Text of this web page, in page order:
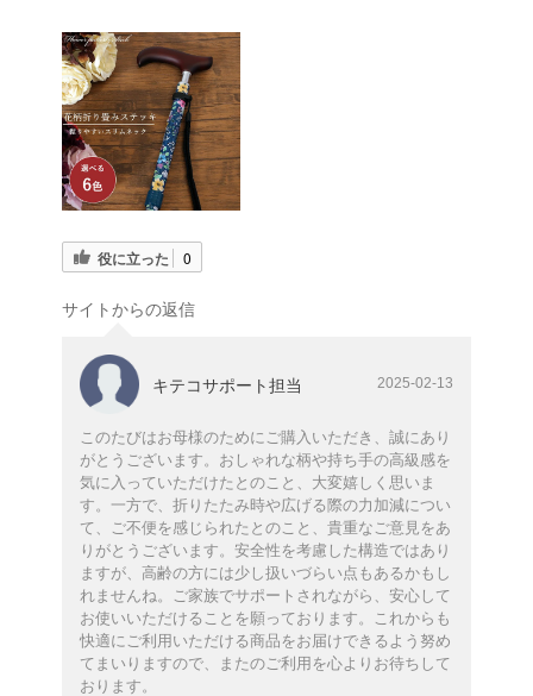
役に立った 0
サイトからの返信
キテコサポート担当 2025-02-13
このたびはお母様のためにご購入いただき、誠にあり
がとうございます。おしゃれな柄や持ち手の高級感を
気に入っていただけたとのこと、大変嬉しく思いま
す。一方で、折りたたみ時や広げる際の力加減につい
て、ご不便を感じられたとのこと、貴重なご意見をあ
りがとうございます。安全性を考慮した構造ではあり
ますが、高齢の方には少し扱いづらい点もあるかもし
れませんね。ご家族でサポートされながら、安心して
お使いいただけることを願っております。これからも
快適にご利用いただける商品をお届けできるよう努め
てまいりますので、またのご利用を心よりお待ちして
おります。